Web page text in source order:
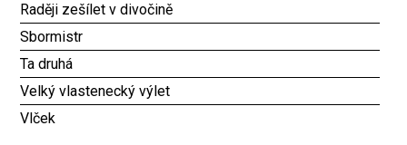
Raději zešílet v divočině
Sbormistr
Ta druhá
Velký vlastenecký výlet
Vlček